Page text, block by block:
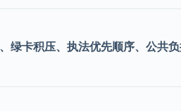
绿卡积压、执法优先顺序、公共